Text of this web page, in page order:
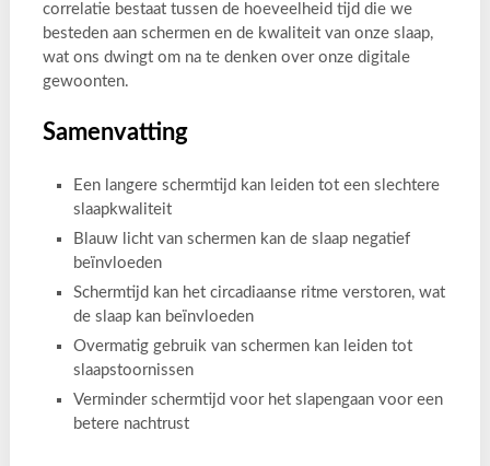
correlatie bestaat tussen de hoeveelheid tijd die we
besteden aan schermen en de kwaliteit van onze slaap,
wat ons dwingt om na te denken over onze digitale
gewoonten.
Samenvatting
Een langere schermtijd kan leiden tot een slechtere
slaapkwaliteit
Blauw licht van schermen kan de slaap negatief
beïnvloeden
Schermtijd kan het circadiaanse ritme verstoren, wat
de slaap kan beïnvloeden
Overmatig gebruik van schermen kan leiden tot
slaapstoornissen
Verminder schermtijd voor het slapengaan voor een
betere nachtrust